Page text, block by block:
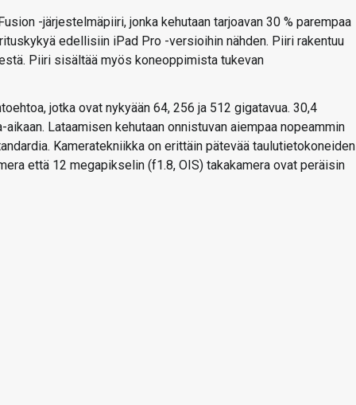
-järjestelmäpiiri, jonka kehutaan tarjoavan 30 % parempaa
edellisiin iPad Pro -versioihin nähden. Piiri rakentuu
Piiri sisältää myös koneoppimista tukevan
jotka ovat nykyään 64, 256 ja 512 gigatavua. 30,4
Lataamisen kehutaan onnistuvan aiempaa nopeammin
Kameratekniikka on erittäin pätevää taulutietokoneiden
että 12 megapikselin (f1.8, OIS) takakamera ovat peräisin